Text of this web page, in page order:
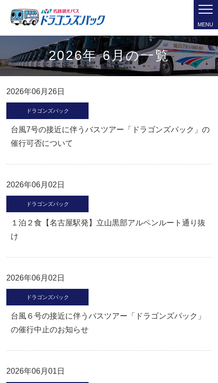
MENU
2026年 6月の一覧
2026年06月26日
ドラゴンズパック
台風7号の接近に伴うバスツアー「ドラゴンズパック」の
催行可否について
2026年06月02日
ドラゴンズパック
１泊２食【名古屋駅発】立山黒部アルペンルート通り抜
け
2026年06月02日
ドラゴンズパック
台風６号の接近に伴うバスツアー「ドラゴンズパック」
の催行中止のお知らせ
2026年06月01日